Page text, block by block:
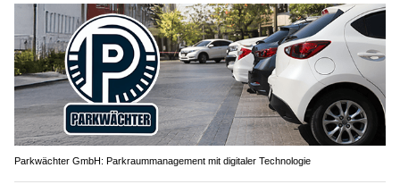
Parkwächter GmbH: Parkraummanagement mit digitaler Technologie